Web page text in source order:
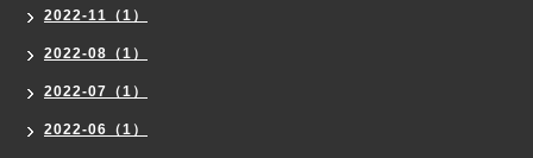
2022-11（1）
2022-08（1）
2022-07（1）
2022-06（1）